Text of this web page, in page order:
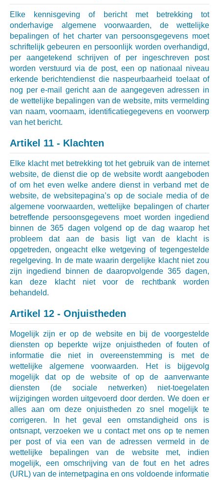
Elke kennisgeving of bericht met betrekking tot
onderhavige algemene voorwaarden, de wettelijke
bepalingen of het charter van persoonsgegevens moet
schriftelijk gebeuren en persoonlijk worden overhandigd,
per aangetekend schrijven of per ingeschreven post
worden verstuurd via de post, een op nationaal niveau
erkende berichtendienst die naspeurbaarheid toelaat of
nog per e-mail gericht aan de aangegeven adressen in
de wettelijke bepalingen van de website, mits vermelding
van naam, voornaam, identificatiegegevens en voorwerp
van het bericht.
Artikel 11 - Klachten
Elke klacht met betrekking tot het gebruik van de internet
website, de dienst die op de website wordt aangeboden
of om het even welke andere dienst in verband met de
website, de websitepagina’s op de sociale media of de
algemene voorwaarden, wettelijke bepalingen of charter
betreffende persoonsgegevens moet worden ingediend
binnen de 365 dagen volgend op de dag waarop het
probleem dat aan de basis ligt van de klacht is
opgetreden, ongeacht elke wetgeving of tegengestelde
regelgeving. In de mate waarin dergelijke klacht niet zou
zijn ingediend binnen de daaropvolgende 365 dagen,
kan deze klacht niet voor de rechtbank worden
behandeld.
Artikel 12 - Onjuistheden
Mogelijk zijn er op de website en bij de voorgestelde
diensten op beperkte wijze onjuistheden of fouten of
informatie die niet in overeenstemming is met de
wettelijke algemene voorwaarden. Het is bijgevolg
mogelijk dat op de website of op de aanverwante
diensten (de sociale netwerken) niet-toegelaten
wijzigingen worden uitgevoerd door derden. We doen er
alles aan om deze onjuistheden zo snel mogelijk te
corrigeren. In het geval een omstandigheid ons is
ontsnapt, verzoeken we u contact met ons op te nemen
per post of via een van de adressen vermeld in de
wettelijke bepalingen van de website met, indien
mogelijk, een omschrijving van de fout en het adres
(URL) van de internetpagina en ons voldoende informatie